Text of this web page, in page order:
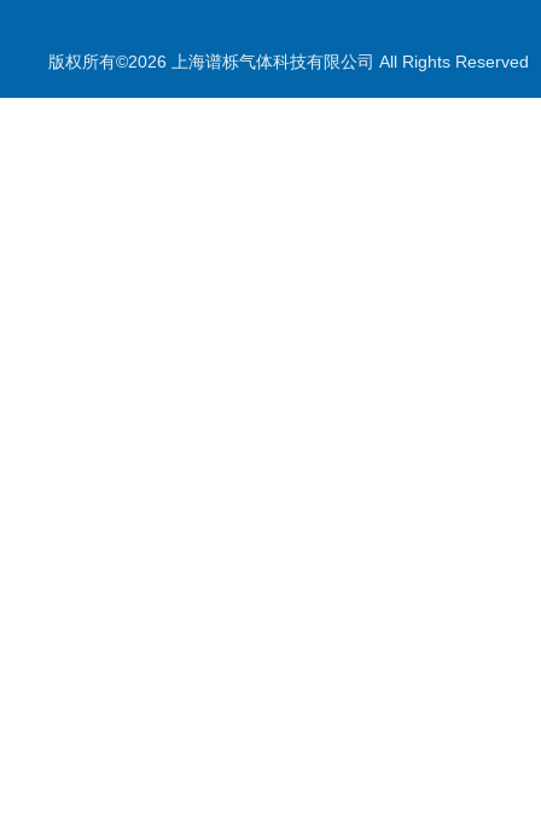
耗材配件
傅利叶变换红外光谱分析仪
版权所有©2026 上海谱栎气体科技有限公司 All Rights